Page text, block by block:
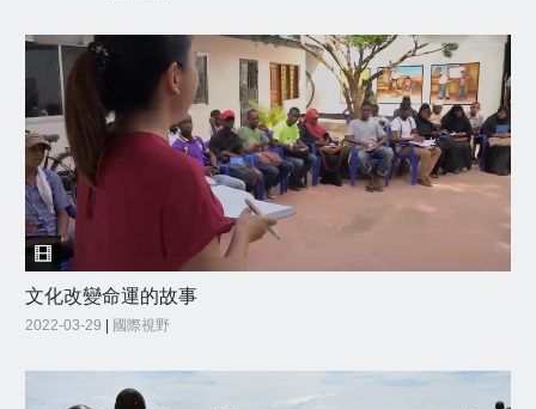
文化改變命運的故事
2022-03-29 | 國際視野